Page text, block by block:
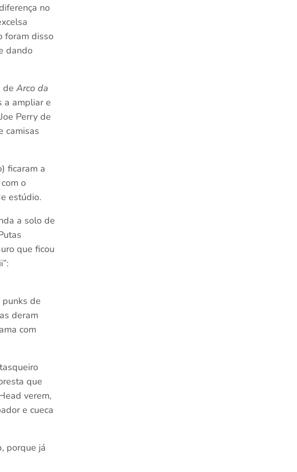
no
foram disso
dando
deArco da
a ampliar e
Perry de
camisas
ficaram a
o
estúdio.
a solo de
que ficou
de
deram
com
que
verem,
e cueca
porque já